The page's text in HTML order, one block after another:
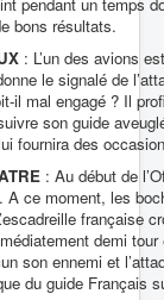
bons résultats.
: L’un des avions
le signalé de
il mal engagé ? Il
son guide
fournira des
: Au début de
ce moment, les
française
demi
son ennemi et
du guide Français